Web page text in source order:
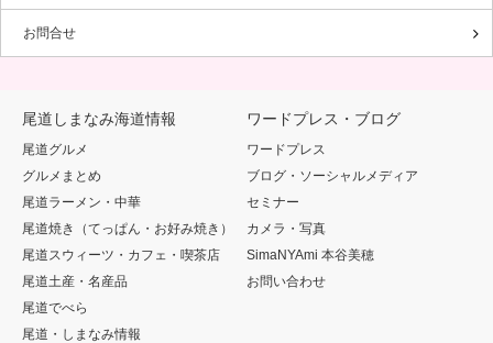
お問合せ
尾道しまなみ海道情報
尾道グルメ
グルメまとめ
尾道ラーメン・中華
尾道焼き（てっぱん・お好み焼き）
尾道スウィーツ・カフェ・喫茶店
尾道土産・名産品
尾道でべら
尾道・しまなみ情報
ワードプレス・ブログ
ワードプレス
ブログ・ソーシャルメディア
セミナー
カメラ・写真
SimaNYAmi 本谷美穂
お問い合わせ